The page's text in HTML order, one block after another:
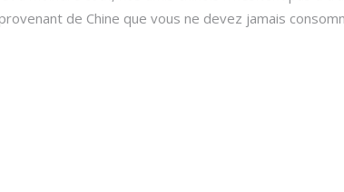
de Chine que vous ne devez jamais